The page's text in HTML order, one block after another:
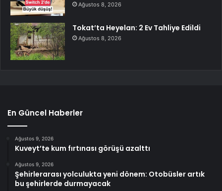
Ağustos 8, 2026
Tokat’ta Heyelan: 2 Ev Tahliye Edildi
Ağustos 8, 2026
En Güncel Haberler
Ağustos 9, 2026
Kuveyt’te kum fırtınası görüşü azalttı
Ağustos 9, 2026
Şehirlerarası yolculukta yeni dönem: Otobüsler artık
bu şehirlerde durmayacak